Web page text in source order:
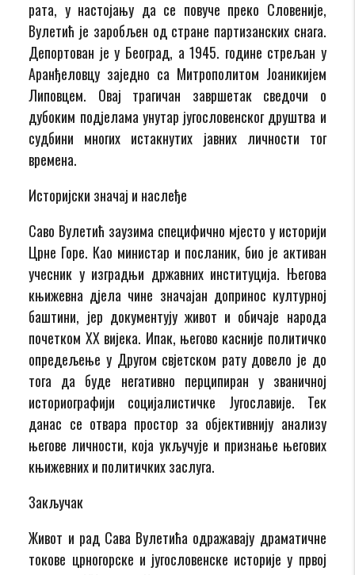
рата, у настојању да се повуче преко Словеније,
Вулетић је заробљен од стране партизанских снага.
Депортован је у Београд, а 1945. године стрељан у
Аранђеловцу заједно са Митрополитом Јоаникијем
Липовцем. Овај трагичан завршетак сведочи о
дубоким подјелама унутар југословенског друштва и
судбини многих истакнутих јавних личности тог
времена.
Историјски значај и наслеђе
Саво Вулетић заузима специфично мјесто у историји
Црне Горе. Као министар и посланик, био је активан
учесник у изградњи државних институција. Његова
књижевна дјела чине значајан допринос културној
баштини, јер документују живот и обичаје народа
почетком XX вијека. Ипак, његово касније политичко
опредељење у Другом свјетском рату довело је до
тога да буде негативно перципиран у званичној
историографији социјалистичке Југославије. Тек
данас се отвара простор за објективнију анализу
његове личности, која укључује и признање његових
књижевних и политичких заслуга.
Закључак
Живот и рад Сава Вулетића одражавају драматичне
токове црногорске и југословенске историје у првој